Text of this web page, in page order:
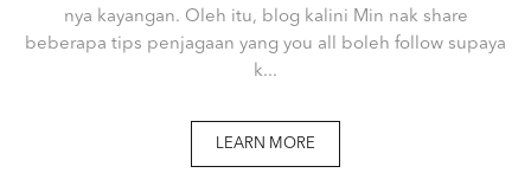
nya kayangan. Oleh itu, blog kalini Min nak share
beberapa tips penjagaan yang you all boleh follow supaya
k...
LEARN MORE